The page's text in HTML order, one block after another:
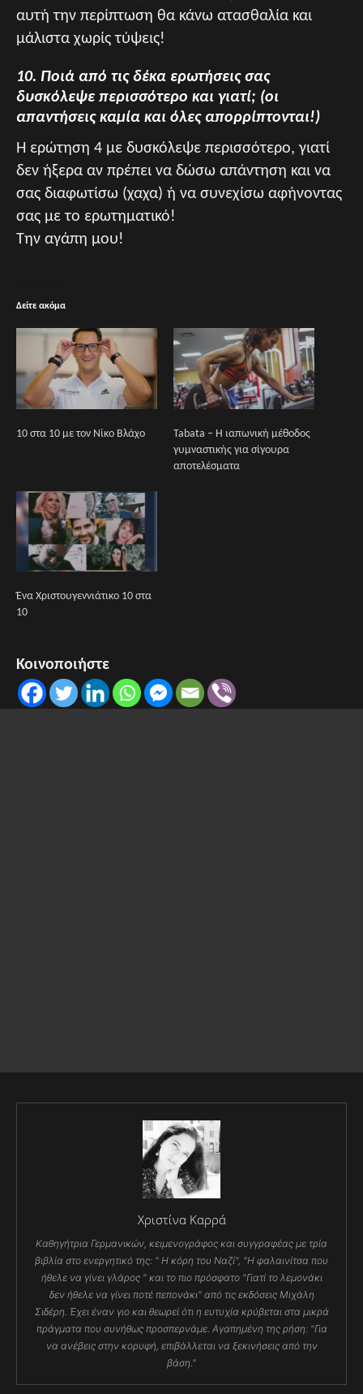
αυτή την περίπτωση θα κάνω ατασθαλία και
μάλιστα χωρίς τύψεις!
10. Ποιά από τις δέκα ερωτήσεις σας
δυσκόλεψε περισσότερο και γιατί; (οι
απαντήσεις καμία και όλες απορρίπτονται!)
Η ερώτηση 4 με δυσκόλεψε περισσότερο, γιατί
δεν ήξερα αν πρέπει να δώσω απάντηση και να
σας διαφωτίσω (χαχα) ή να συνεχίσω αφήνοντας
σας με το ερωτηματικό!
Την αγάπη μου!
Δείτε ακόμα
10 στα 10 με τον Νίκο Βλάχο
Tabata – Η ιαπωνική μέθοδος
γυμναστικής για σίγουρα
αποτελέσματα
Ένα Χριστουγεννιάτικο 10 στα
10
Κοινοποιήστε
Χριστίνα Καρρά
Καθηγήτρια Γερμανικών, κειμενογράφος και συγγραφέας με τρία
βιβλία στο ενεργητικό της: " Η κόρη του Ναζί", "Η φαλαινίτσα που
ήθελε να γίνει γλάρος " και το πιο πρόσφατο "Γιατί το λεμονάκι
δεν ήθελε να γίνει ποτέ πεπονάκι" από τις εκδόσεις Μιχάλη
Σιδέρη. Έχει έναν γιο και θεωρεί ότι η ευτυχία κρύβεται στα μικρά
πράγματα που συνήθως προσπερνάμε. Αγαπημένη της ρήση: "Για
να ανέβεις στην κορυφή, επιβάλλεται να ξεκινήσεις από την
βάση."